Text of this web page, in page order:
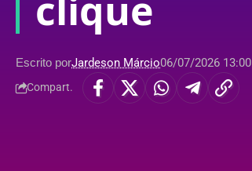
Escrito porJardeson Márcio06/07/2026 13:00
Compart.